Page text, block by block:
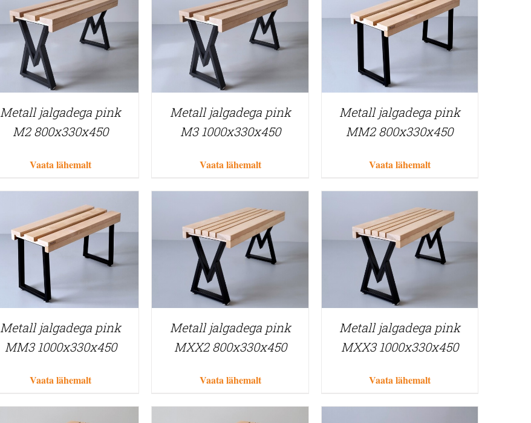
Metall jalgadega pink
M2 800x330x450
Vaata lähemalt
Metall jalgadega pink
M3 1000x330x450
Vaata lähemalt
Metall jalgadega pink
MM2 800x330x450
Vaata lähemalt
Metall jalgadega pink
MM3 1000x330x450
Vaata lähemalt
Metall jalgadega pink
MXX2 800x330x450
Vaata lähemalt
Metall jalgadega pink
MXX3 1000x330x450
Vaata lähemalt